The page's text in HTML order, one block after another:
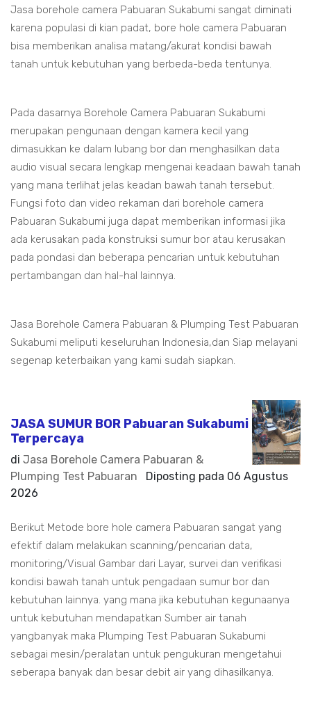
Jasa borehole camera Pabuaran Sukabumi sangat diminati
karena populasi di kian padat, bore hole camera Pabuaran
bisa memberikan analisa matang/akurat kondisi bawah
tanah untuk kebutuhan yang berbeda-beda tentunya.
Pada dasarnya Borehole Camera Pabuaran Sukabumi
merupakan pengunaan dengan kamera kecil yang
dimasukkan ke dalam lubang bor dan menghasilkan data
audio visual secara lengkap mengenai keadaan bawah tanah
yang mana terlihat jelas keadan bawah tanah tersebut.
Fungsi foto dan video rekaman dari borehole camera
Pabuaran Sukabumi juga dapat memberikan informasi jika
ada kerusakan pada konstruksi sumur bor atau kerusakan
pada pondasi dan beberapa pencarian untuk kebutuhan
pertambangan dan hal-hal lainnya.
Jasa Borehole Camera Pabuaran & Plumping Test Pabuaran
Sukabumi meliputi keseluruhan Indonesia,dan Siap melayani
segenap keterbaikan yang kami sudah siapkan.
JASA SUMUR BOR Pabuaran Sukabumi
Terpercaya
di Jasa Borehole Camera Pabuaran &
Plumping Test Pabuaran
Diposting pada 06 Agustus
2026
Berikut Metode bore hole camera Pabuaran sangat yang
efektif dalam melakukan scanning/pencarian data,
monitoring/Visual Gambar dari Layar, survei dan verifikasi
kondisi bawah tanah untuk pengadaan sumur bor dan
kebutuhan lainnya. yang mana jika kebutuhan kegunaanya
untuk kebutuhan mendapatkan Sumber air tanah
yangbanyak maka Plumping Test Pabuaran Sukabumi
sebagai mesin/peralatan untuk pengukuran mengetahui
seberapa banyak dan besar debit air yang dihasilkanya.